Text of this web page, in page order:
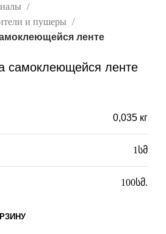
и пушеры
ленте
самоклеющейся ленте
0,035 кг
1სმ
100სმ.